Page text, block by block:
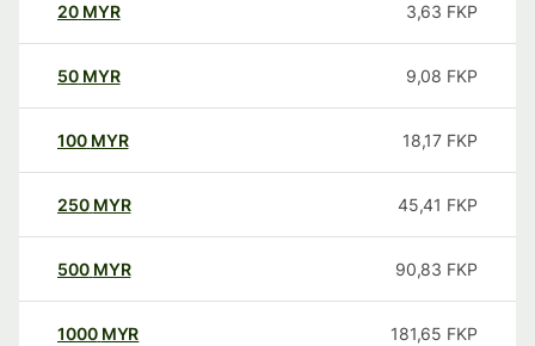
20 MYR 3,63 FKP
50 MYR 9,08 FKP
100 MYR 18,17 FKP
250 MYR 45,41 FKP
500 MYR 90,83 FKP
1000 MYR 181,65 FKP